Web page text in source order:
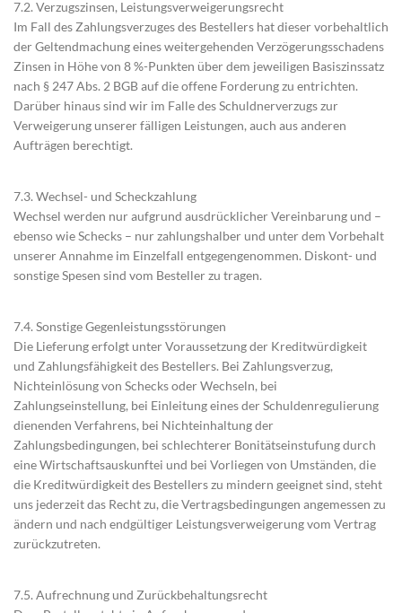
7.2. Verzugszinsen, Leistungsverweigerungsrecht
Im Fall des Zahlungsverzuges des Bestellers hat dieser vorbehaltlich
der Geltendmachung eines weitergehenden Verzögerungsschadens
Zinsen in Höhe von 8 %-Punkten über dem jeweiligen Basiszinssatz
nach § 247 Abs. 2 BGB auf die offene Forderung zu entrichten.
Darüber hinaus sind wir im Falle des Schuldnerverzugs zur
Verweigerung unserer fälligen Leistungen, auch aus anderen
Aufträgen berechtigt.
7.3. Wechsel- und Scheckzahlung
Wechsel werden nur aufgrund ausdrücklicher Vereinbarung und –
ebenso wie Schecks – nur zahlungshalber und unter dem Vorbehalt
unserer Annahme im Einzelfall entgegengenommen. Diskont- und
sonstige Spesen sind vom Besteller zu tragen.
7.4. Sonstige Gegenleistungsstörungen
Die Lieferung erfolgt unter Voraussetzung der Kreditwürdigkeit
und Zahlungsfähigkeit des Bestellers. Bei Zahlungsverzug,
Nichteinlösung von Schecks oder Wechseln, bei
Zahlungseinstellung, bei Einleitung eines der Schuldenregulierung
dienenden Verfahrens, bei Nichteinhaltung der
Zahlungsbedingungen, bei schlechterer Bonitätseinstufung durch
eine Wirtschaftsauskunftei und bei Vorliegen von Umständen, die
die Kreditwürdigkeit des Bestellers zu mindern geeignet sind, steht
uns jederzeit das Recht zu, die Vertragsbedingungen angemessen zu
ändern und nach endgültiger Leistungsverweigerung vom Vertrag
zurückzutreten.
7.5. Aufrechnung und Zurückbehaltungsrecht